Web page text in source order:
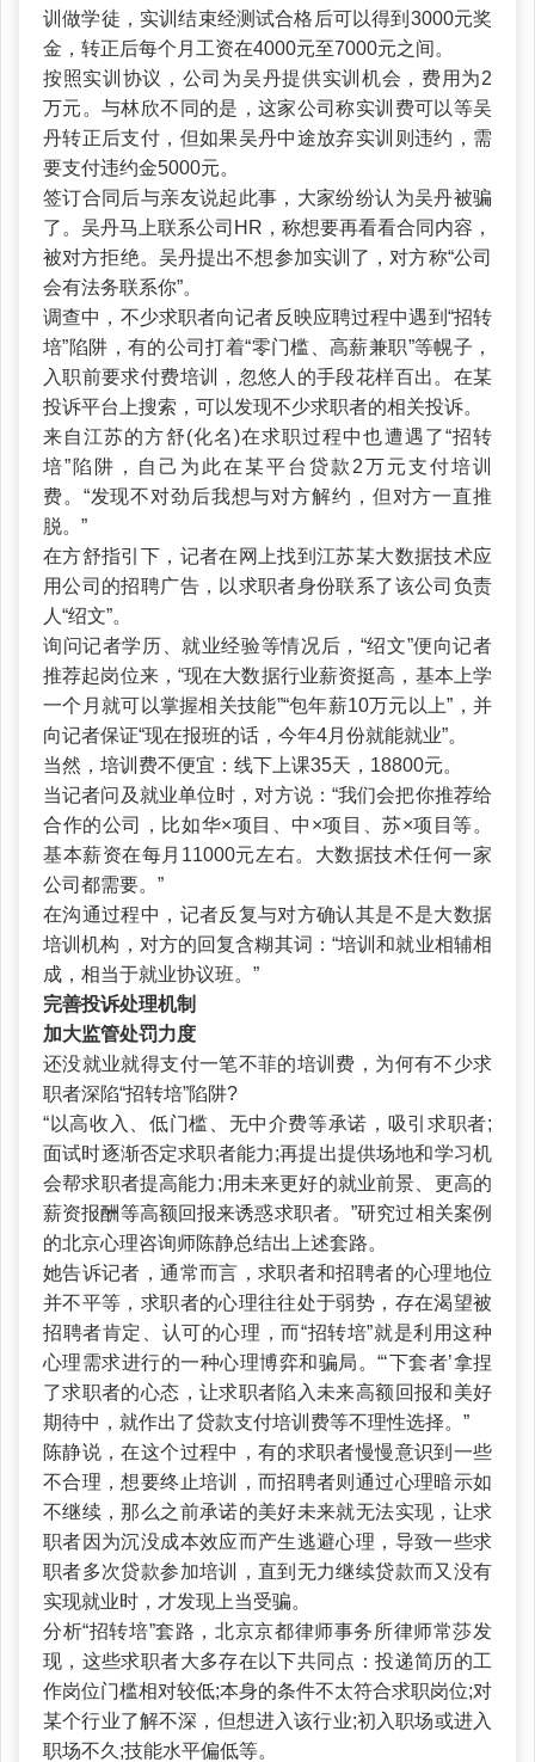
训做学徒，实训结束经测试合格后可以得到3000元奖
金，转正后每个月工资在4000元至7000元之间。
按照实训协议，公司为吴丹提供实训机会，费用为2
万元。与林欣不同的是，这家公司称实训费可以等吴
丹转正后支付，但如果吴丹中途放弃实训则违约，需
要支付违约金5000元。
签订合同后与亲友说起此事，大家纷纷认为吴丹被骗
了。吴丹马上联系公司HR，称想要再看看合同内容，
被对方拒绝。吴丹提出不想参加实训了，对方称“公司
会有法务联系你”。
调查中，不少求职者向记者反映应聘过程中遇到“招转
培”陷阱，有的公司打着“零门槛、高薪兼职”等幌子，
入职前要求付费培训，忽悠人的手段花样百出。在某
投诉平台上搜索，可以发现不少求职者的相关投诉。
来自江苏的方舒(化名)在求职过程中也遭遇了“招转
培”陷阱，自己为此在某平台贷款2万元支付培训
费。“发现不对劲后我想与对方解约，但对方一直推
脱。”
在方舒指引下，记者在网上找到江苏某大数据技术应
用公司的招聘广告，以求职者身份联系了该公司负责
人“绍文”。
询问记者学历、就业经验等情况后，“绍文”便向记者
推荐起岗位来，“现在大数据行业薪资挺高，基本上学
一个月就可以掌握相关技能”“包年薪10万元以上”，并
向记者保证“现在报班的话，今年4月份就能就业”。
当然，培训费不便宜：线下上课35天，18800元。
当记者问及就业单位时，对方说：“我们会把你推荐给
合作的公司，比如华×项目、中×项目、苏×项目等。
基本薪资在每月11000元左右。大数据技术任何一家
公司都需要。”
在沟通过程中，记者反复与对方确认其是不是大数据
培训机构，对方的回复含糊其词：“培训和就业相辅相
成，相当于就业协议班。”
完善投诉处理机制
加大监管处罚力度
还没就业就得支付一笔不菲的培训费，为何有不少求
职者深陷“招转培”陷阱?
“以高收入、低门槛、无中介费等承诺，吸引求职者;
面试时逐渐否定求职者能力;再提出提供场地和学习机
会帮求职者提高能力;用未来更好的就业前景、更高的
薪资报酬等高额回报来诱惑求职者。”研究过相关案例
的北京心理咨询师陈静总结出上述套路。
她告诉记者，通常而言，求职者和招聘者的心理地位
并不平等，求职者的心理往往处于弱势，存在渴望被
招聘者肯定、认可的心理，而“招转培”就是利用这种
心理需求进行的一种心理博弈和骗局。“‘下套者’拿捏
了求职者的心态，让求职者陷入未来高额回报和美好
期待中，就作出了贷款支付培训费等不理性选择。”
陈静说，在这个过程中，有的求职者慢慢意识到一些
不合理，想要终止培训，而招聘者则通过心理暗示如
不继续，那么之前承诺的美好未来就无法实现，让求
职者因为沉没成本效应而产生逃避心理，导致一些求
职者多次贷款参加培训，直到无力继续贷款而又没有
实现就业时，才发现上当受骗。
分析“招转培”套路，北京京都律师事务所律师常莎发
现，这些求职者大多存在以下共同点：投递简历的工
作岗位门槛相对较低;本身的条件不太符合求职岗位;对
某个行业了解不深，但想进入该行业;初入职场或进入
职场不久;技能水平偏低等。